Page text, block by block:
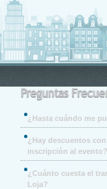
Preguntas
¿Hasta cuándo me
¿Hay descuentos
inscripción al evento?
¿Cuánto cuesta el
Loja?